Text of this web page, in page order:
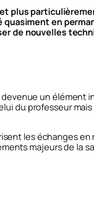
plus
en
de nouvelles
devenue un élément
du professeur
les échanges
majeurs de la